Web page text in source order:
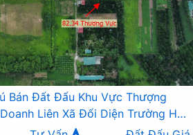
Bán Đất Đấu Khu Vực Thượng
Liên Xã Đối Diện Trường Học